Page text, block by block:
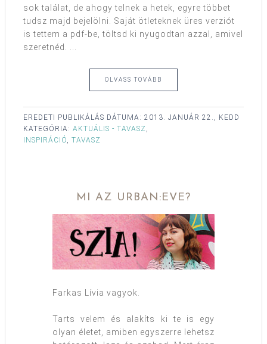
sok találat, de ahogy telnek a hetek, egyre többet
tudsz majd bejelölni. Saját ötleteknek üres verziót
is tettem a pdf-be, töltsd ki nyugodtan azzal, amivel
szeretnéd. ...
OLVASS TOVÁBB
EREDETI PUBLIKÁLÁS DÁTUMA: 2013. JANUÁR 22., KEDD
KATEGÓRIA: AKTUÁLIS - TAVASZ
INSPIRÁCIÓ
TAVASZ
MI AZ URBAN:EVE?
Farkas Lívia vagyok.
Tarts velem és alakíts ki te is egy
olyan életet, amiben egyszerre lehetsz